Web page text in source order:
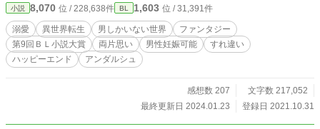
小説 8,070 位 / 228,638件 BL 1,603 位 / 31,391件
溺愛 異世界転生 男しかいない世界
ファンタジー
第9回ＢＬ小説大賞
両片思い 男性妊娠可能
すれ違い
ハッピーエンド
アンダルシュ
感想数 207
文字数 217,052
最終更新日 2024.01.23
登録日 2021.10.31